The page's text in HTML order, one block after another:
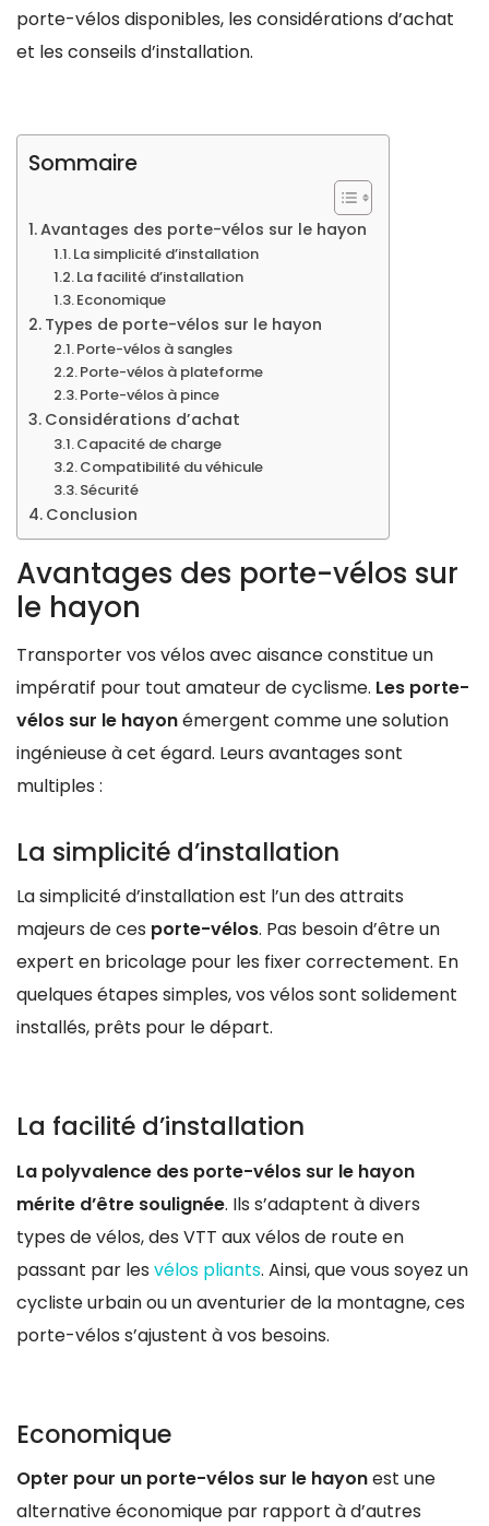
porte-vélos disponibles, les considérations d’achat
et les conseils d’installation.
Sommaire
Avantages des porte-vélos sur le hayon
La simplicité d’installation
La facilité d’installation
Economique
Types de porte-vélos sur le hayon
Porte-vélos à sangles
Porte-vélos à plateforme
Porte-vélos à pince
Considérations d’achat
Capacité de charge
Compatibilité du véhicule
Sécurité
Conclusion
Avantages des porte-vélos sur
le hayon
Transporter vos vélos avec aisance constitue un
impératif pour tout amateur de cyclisme. Les porte-
vélos sur le hayonémergent comme une solution
ingénieuse à cet égard. Leurs avantages sont
multiples :
La simplicité d’installation
La simplicité d’installation est l’un des attraits
majeurs de ces porte-vélos. Pas besoin d’être un
expert en bricolage pour les fixer correctement. En
quelques étapes simples, vos vélos sont solidement
installés, prêts pour le départ.
La facilité d’installation
La polyvalence des porte-vélos sur le hayon
mérite d’être soulignée. Ils s’adaptent à divers
types de vélos, des VTT aux vélos de route en
passant par les vélos pliants. Ainsi, que vous soyez un
cycliste urbain ou un aventurier de la montagne, ces
porte-vélos s’ajustent à vos besoins.
Economique
Opter pour un porte-vélos sur le hayonest une
alternative économique par rapport à d’autres